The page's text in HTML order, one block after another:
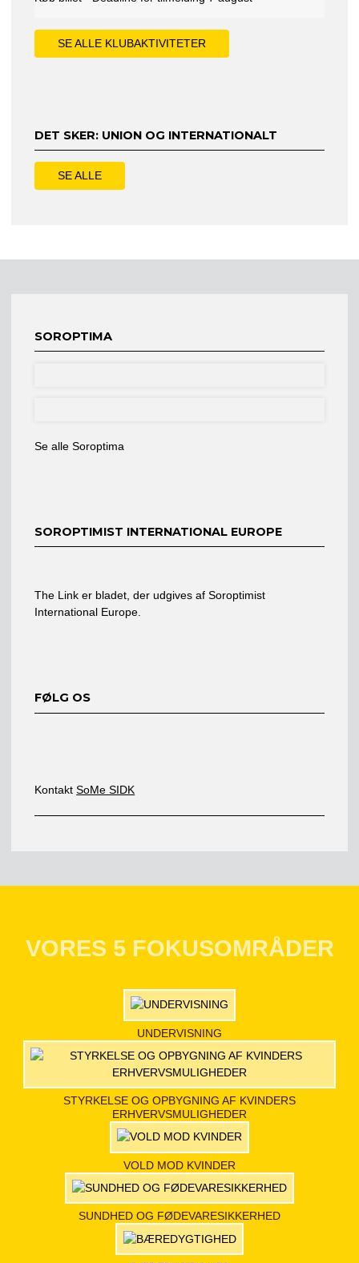
SE ALLE KLUBAKTIVITETER
DET SKER: UNION OG INTERNATIONALT
SE ALLE
SOROPTIMA
Se alle Soroptima
SOROPTIMIST INTERNATIONAL EUROPE
The Link er bladet, der udgives af Soroptimist
International Europe.
FØLG OS
KontaktSoMe SIDK
VORES 5 FOKUSOMRÅDER
UNDERVISNING
STYRKELSE OG OPBYGNING AF KVINDERS
ERHVERVSMULIGHEDER
VOLD MOD KVINDER
SUNDHED OG FØDEVARESIKKERHED